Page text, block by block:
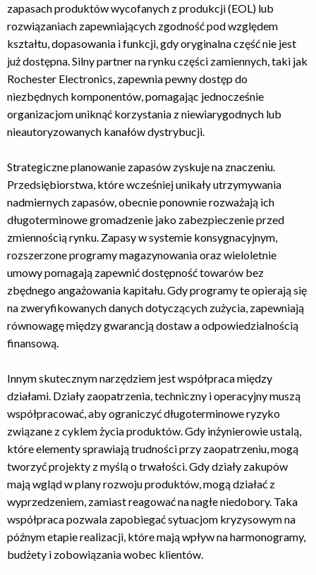
zapasach produktów wycofanych z produkcji (EOL) lub
rozwiązaniach zapewniających zgodność pod względem
kształtu, dopasowania i funkcji, gdy oryginalna część nie jest
już dostępna. Silny partner na rynku części zamiennych, taki jak
Rochester Electronics, zapewnia pewny dostęp do
niezbędnych komponentów, pomagając jednocześnie
organizacjom uniknąć korzystania z niewiarygodnych lub
nieautoryzowanych kanałów dystrybucji.
Strategiczne planowanie zapasów zyskuje na znaczeniu.
Przedsiębiorstwa, które wcześniej unikały utrzymywania
nadmiernych zapasów, obecnie ponownie rozważają ich
długoterminowe gromadzenie jako zabezpieczenie przed
zmiennością rynku. Zapasy w systemie konsygnacyjnym,
rozszerzone programy magazynowania oraz wieloletnie
umowy pomagają zapewnić dostępność towarów bez
zbędnego angażowania kapitału. Gdy programy te opierają się
na zweryfikowanych danych dotyczących zużycia, zapewniają
równowagę między gwarancją dostaw a odpowiedzialnością
finansową.
Innym skutecznym narzędziem jest współpraca między
działami. Działy zaopatrzenia, techniczny i operacyjny muszą
współpracować, aby ograniczyć długoterminowe ryzyko
związane z cyklem życia produktów. Gdy inżynierowie ustalą,
które elementy sprawiają trudności przy zaopatrzeniu, mogą
tworzyć projekty z myślą o trwałości. Gdy działy zakupów
mają wgląd w plany rozwoju produktów, mogą działać z
wyprzedzeniem, zamiast reagować na nagłe niedobory. Taka
współpraca pozwala zapobiegać sytuacjom kryzysowym na
późnym etapie realizacji, które mają wpływ na harmonogramy,
budżety i zobowiązania wobec klientów.